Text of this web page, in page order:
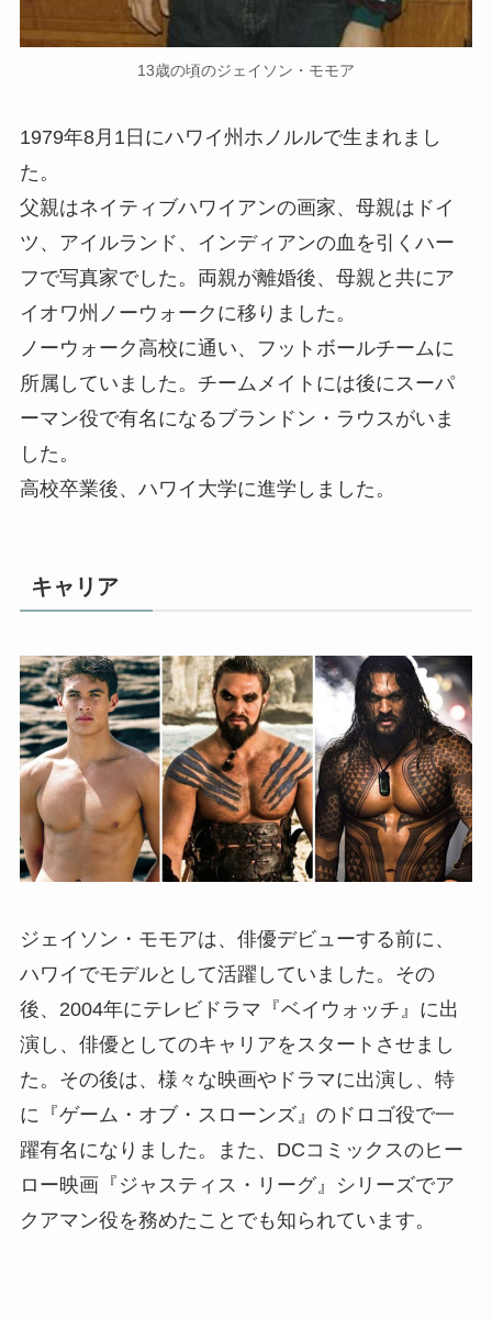
13歳の頃のジェイソン・モモア
1979年8月1日にハワイ州ホノルルで生まれまし
た。
父親はネイティブハワイアンの画家、母親はドイ
ツ、アイルランド、インディアンの血を引くハー
フで写真家でした。両親が離婚後、母親と共にア
イオワ州ノーウォークに移りました。
ノーウォーク高校に通い、フットボールチームに
所属していました。チームメイトには後にスーパ
ーマン役で有名になるブランドン・ラウスがいま
した。
高校卒業後、ハワイ大学に進学しました。
キャリア
ジェイソン・モモアは、俳優デビューする前に、
ハワイでモデルとして活躍していました。その
後、2004年にテレビドラマ『ベイウォッチ』に出
演し、俳優としてのキャリアをスタートさせまし
た。その後は、様々な映画やドラマに出演し、特
に『ゲーム・オブ・スローンズ』のドロゴ役で一
躍有名になりました。また、DCコミックスのヒー
ロー映画『ジャスティス・リーグ』シリーズでア
クアマン役を務めたことでも知られています。